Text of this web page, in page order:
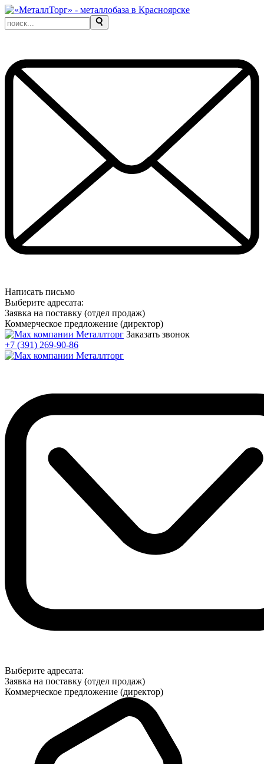
Написать письмо
Выберите адресата:
Заявка на поставку (отдел продаж)
Коммерческое предложение (директор)
Заказать звонок
+7 (391) 269-90-86
Выберите адресата:
Заявка на поставку (отдел продаж)
Коммерческое предложение (директор)